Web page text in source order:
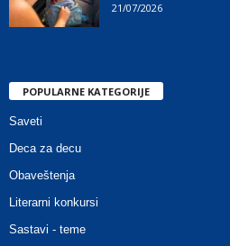
21/07/2026
POPULARNE KATEGORIJE
Saveti
Deca za decu
Obaveštenja
Literarni konkursi
Sastavi - teme